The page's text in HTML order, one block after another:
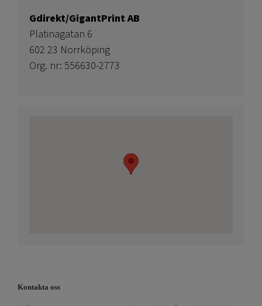
Gdirekt/GigantPrint AB
Platinagatan 6
602 23 Norrköping
Org. nr: 556630-2773
Kontakta oss